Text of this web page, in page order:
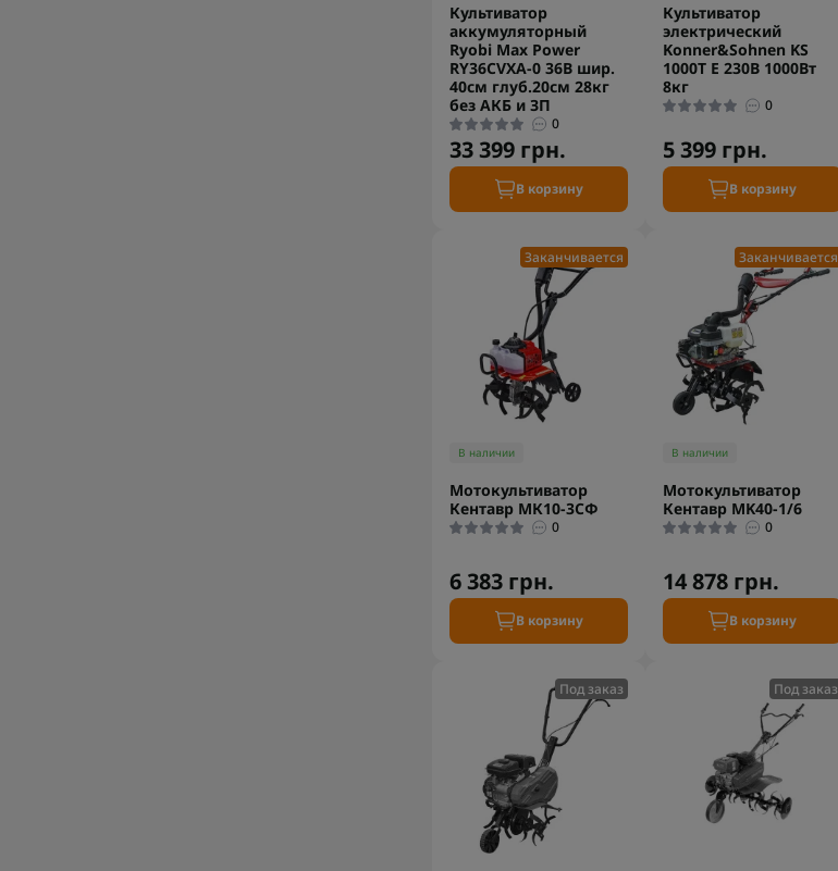
Культиватор
аккумуляторный
Ryobi Max Power
RY36CVXA-0 36В шир.
40см глуб.20см 28кг
без АКБ и ЗП
0
33 399 грн.
В корзину
Культиватор
электрический
Konner&Sohnen KS
1000T E 230В 1000Вт
8кг
0
5 399 грн.
В корзину
Заканчивается
В наличии
Мотокультиватор
Кентавр МК10-3CФ
0
6 383 грн.
В корзину
Заканчивается
В наличии
Мотокультиватор
Кентавр МK40-1/6
0
14 878 грн.
В корзину
Под заказ Под заказ